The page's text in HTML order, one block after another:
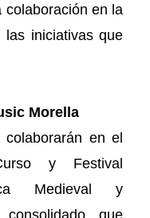
colaboración en la
las iniciativas que
Morella
en el
y Festival
Medieval y
que